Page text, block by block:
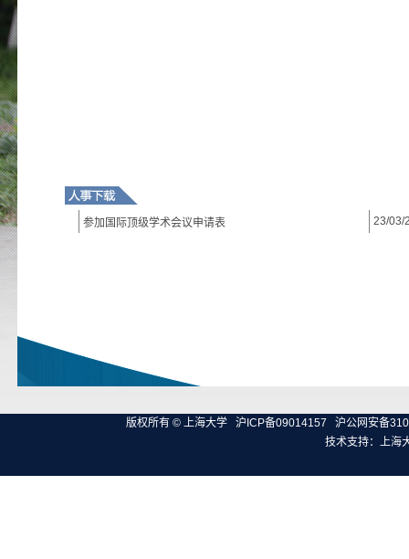
参加国际顶级学术会议申请表 23/03/
版权所有 © 上海大学 沪ICP备09014157
沪公网安备
技术支持：上海